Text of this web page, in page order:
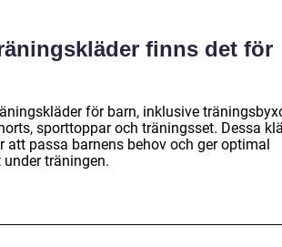
finns det för
för barn, inklusive
sporttoppar och träningsset. Dessa
passa barnens behov och ger optimal
träningen.